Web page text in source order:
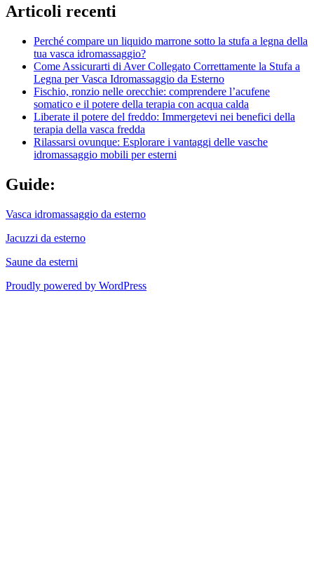
Articoli recenti
Perché compare un liquido marrone sotto la stufa a legna della
tua vasca idromassaggio?
Come Assicurarti di Aver Collegato Correttamente la Stufa a
Legna per Vasca Idromassaggio da Esterno
Fischio, ronzio nelle orecchie: comprendere l’acufene
somatico e il potere della terapia con acqua calda
Liberate il potere del freddo: Immergetevi nei benefici della
terapia della vasca fredda
Rilassarsi ovunque: Esplorare i vantaggi delle vasche
idromassaggio mobili per esterni
Guide:
Vasca idromassaggio da esterno
Jacuzzi da esterno
Saune da esterni
Proudly powered by WordPress